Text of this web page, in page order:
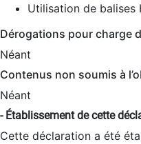
Utilisation de balises
Dérogations pour charge
Néant
Contenus non soumis à
Néant
- Établissement de cette
Cette déclaration a été